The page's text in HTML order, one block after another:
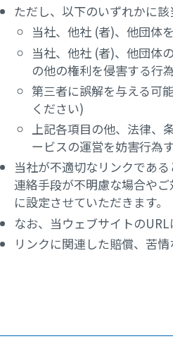
ただし、以下のいずれかに
当社、他社 (者)、他団体
当社、他社 (者)、他団体
の他の権利を侵害する行
第三者に誤解を与える可
ください)
上記各項目の他、法律、
ービスの運営を妨害行為
当社が不適切なリンクであ
連絡手段が不明慮な場合や
に設定させていただきます。
なお、当ウェブサイトの
リンクに関連した賠償、苦